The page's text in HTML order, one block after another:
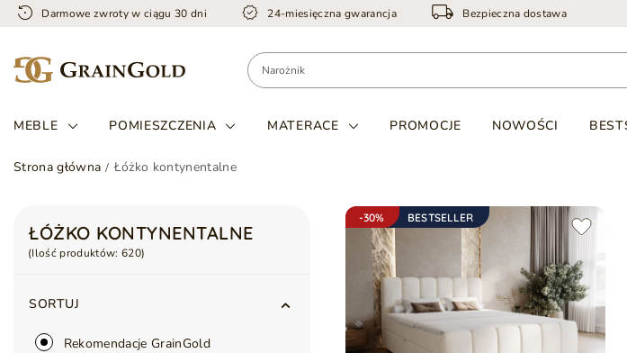
Darmowe zwroty w ciągu 30 dni 24-miesięczna gwarancja Bezpieczna dostawa
MEBLE POMIESZCZENIA MATERACE PROMOCJE NOWOŚCI
Strona główna Łóżko kontynentalne
ŁÓŻKO KONTYNENTALNE
(Ilość produktów: 620)
SORTUJ
Rekomendacje GrainGold
-30% BESTSELLER